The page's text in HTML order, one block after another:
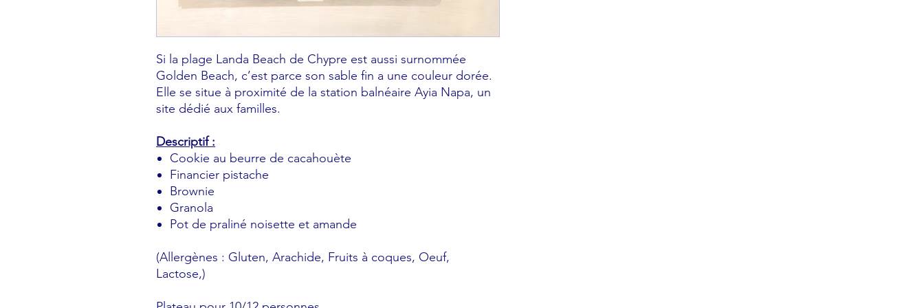
Si la plage Landa Beach de Chypre est aussi surnommée
Golden Beach, c’est parce son sable fin a une couleur dorée.
Elle se situe à proximité de la station balnéaire Ayia Napa, un
site dédié aux familles.
Descriptif :
Cookie au beurre de cacahouète
Financier pistache
Brownie
Granola
Pot de praliné noisette et amande
(Allergènes : Gluten, Arachide, Fruits à coques, Oeuf,
Lactose,)